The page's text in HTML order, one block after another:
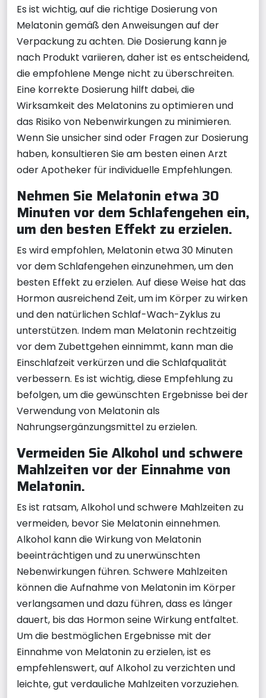
Es ist wichtig, auf die richtige Dosierung von
Melatonin gemäß den Anweisungen auf der
Verpackung zu achten. Die Dosierung kann je
nach Produkt variieren, daher ist es entscheidend,
die empfohlene Menge nicht zu überschreiten.
Eine korrekte Dosierung hilft dabei, die
Wirksamkeit des Melatonins zu optimieren und
das Risiko von Nebenwirkungen zu minimieren.
Wenn Sie unsicher sind oder Fragen zur Dosierung
haben, konsultieren Sie am besten einen Arzt
oder Apotheker für individuelle Empfehlungen.
Nehmen Sie Melatonin etwa 30
Minuten vor dem Schlafengehen ein,
um den besten Effekt zu erzielen.
Es wird empfohlen, Melatonin etwa 30 Minuten
vor dem Schlafengehen einzunehmen, um den
besten Effekt zu erzielen. Auf diese Weise hat das
Hormon ausreichend Zeit, um im Körper zu wirken
und den natürlichen Schlaf-Wach-Zyklus zu
unterstützen. Indem man Melatonin rechtzeitig
vor dem Zubettgehen einnimmt, kann man die
Einschlafzeit verkürzen und die Schlafqualität
verbessern. Es ist wichtig, diese Empfehlung zu
befolgen, um die gewünschten Ergebnisse bei der
Verwendung von Melatonin als
Nahrungsergänzungsmittel zu erzielen.
Vermeiden Sie Alkohol und schwere
Mahlzeiten vor der Einnahme von
Melatonin.
Es ist ratsam, Alkohol und schwere Mahlzeiten zu
vermeiden, bevor Sie Melatonin einnehmen.
Alkohol kann die Wirkung von Melatonin
beeinträchtigen und zu unerwünschten
Nebenwirkungen führen. Schwere Mahlzeiten
können die Aufnahme von Melatonin im Körper
verlangsamen und dazu führen, dass es länger
dauert, bis das Hormon seine Wirkung entfaltet.
Um die bestmöglichen Ergebnisse mit der
Einnahme von Melatonin zu erzielen, ist es
empfehlenswert, auf Alkohol zu verzichten und
leichte, gut verdauliche Mahlzeiten vorzuziehen.